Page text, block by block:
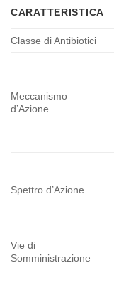
CARATTERISTICA
Classe di Antibiotici
Meccanismo
d’Azione
Spettro d’Azione
Vie di
Somministrazione